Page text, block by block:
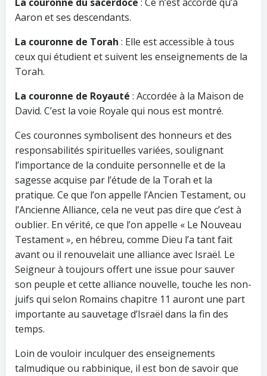
Aaron et ses descendants.
La couronne de Torah : Elle est accessible à tous
ceux qui étudient et suivent les enseignements de la
Torah.
La couronne de Royauté : Accordée à la Maison de
David. C’est la voie Royale qui nous est montré.
Ces couronnes symbolisent des honneurs et des
responsabilités spirituelles variées, soulignant
l’importance de la conduite personnelle et de la
sagesse acquise par l’étude de la Torah et la
pratique. Ce que l’on appelle l’Ancien Testament, ou
l’Ancienne Alliance, cela ne veut pas dire que c’est à
oublier. En vérité, ce que l’on appelle « Le Nouveau
Testament », en hébreu, comme Dieu l’a tant fait
avant ou il renouvelait une alliance avec Israël. Le
Seigneur à toujours offert une issue pour sauver
son peuple et cette alliance nouvelle, touche les non-
juifs qui selon Romains chapitre 11 auront une part
importante au sauvetage d’Israël dans la fin des
temps.
Loin de vouloir inculquer des enseignements
talmudique ou rabbinique, il est bon de savoir que